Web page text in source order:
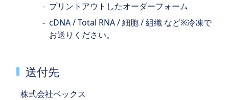
プリントアウトしたオーダーフォーム
cDNA / Total RNA / 細胞 / 組織 など※冷凍で
お送りください。
送付先
株式会社ベックス